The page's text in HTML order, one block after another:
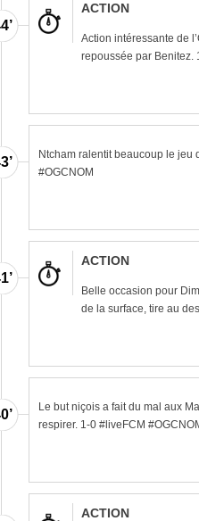
ACTION
Action intéressante de
repoussée par Benitez.
Ntcham ralentit beaucoup le
#OGCNOM
ACTION
Belle occasion pour
de la surface, tire au
Le but niçois a fait du mal aux
respirer. 1-0 #liveFCM
ACTION